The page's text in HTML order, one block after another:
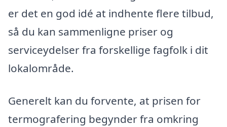
er det en god idé at indhente flere tilbud,
så du kan sammenligne priser og
serviceydelser fra forskellige fagfolk i dit
lokalområde.
Generelt kan du forvente, at prisen for
termografering begynder fra omkring